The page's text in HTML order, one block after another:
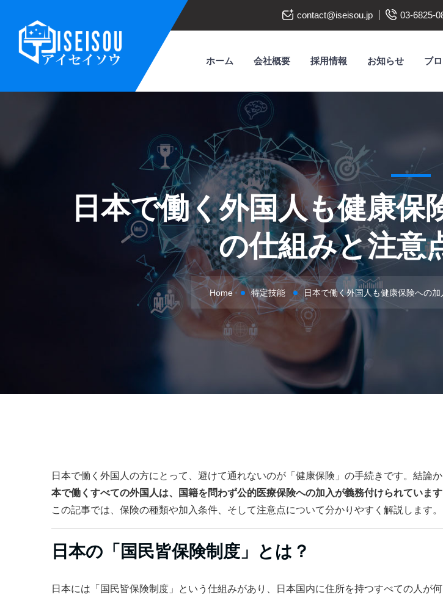
contact@iseisou.jp 03-6825-
ホーム 会社概要 採用情報 お知らせ ブ
日本で働く外国人も健康
の仕組みと注意
Home 特定技能 日本で働く外国人も健康保険への
日本で働く外国人の方にとって、避けて通れないのが「健康保険」の手続きです。結論か
本で働くすべての外国人は、国籍を問わず公的医療保険への加入が義務付けられています
この記事では、保険の種類や加入条件、そして注意点について分かりやすく解説します。
日本の「国民皆保険制度」とは？
日本には「国民皆保険制度」という仕組みがあり、日本国内に住所を持つすべての人が